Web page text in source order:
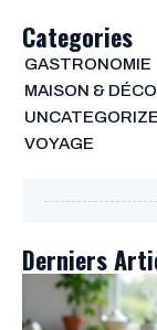
Categories
GASTRONOMIE
MAISON & DÉCO
VOYAGE
Derniers